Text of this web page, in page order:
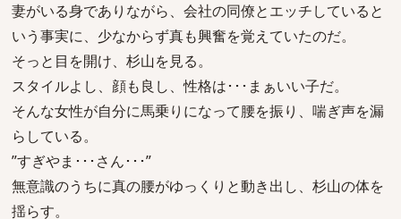
妻がいる身でありながら、会社の同僚とエッチしていると
いう事実に、少なからず真も興奮を覚えていたのだ。
そっと目を開け、杉山を見る。
スタイルよし、顔も良し、性格は･･･まぁいい子だ。
そんな女性が自分に馬乗りになって腰を振り、喘ぎ声を漏
らしている。
”すぎやま･･･さん･･･”
無意識のうちに真の腰がゆっくりと動き出し、杉山の体を
揺らす。